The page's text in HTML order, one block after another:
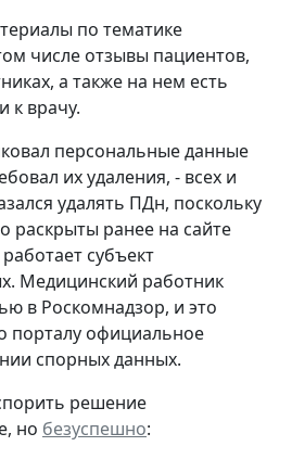
по тематике
числе отзывы пациентов,
а также на нем есть
к врачу.
персональные данные
их удаления, - всех и
удалять ПДн, поскольку
раскрыты ранее на сайте
субъект
Медицинский работник
в Роскомнадзор, и это
порталу официальное
спорных данных.
решение
но безуспешно: